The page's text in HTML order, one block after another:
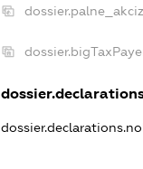
dossier.palne_akciz